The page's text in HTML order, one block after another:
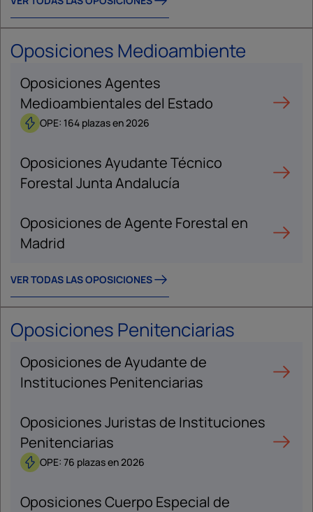
Oposiciones Medioambiente
Oposiciones Agentes
Medioambientales del Estado
OPE: 164 plazas en 2026
Oposiciones Ayudante Técnico
Forestal Junta Andalucía
Oposiciones de Agente Forestal en
Madrid
VER TODAS LAS OPOSICIONES
Oposiciones Penitenciarias
Oposiciones de Ayudante de
Instituciones Penitenciarias
Oposiciones Juristas de Instituciones
Penitenciarias
OPE: 76 plazas en 2026
Oposiciones Cuerpo Especial de